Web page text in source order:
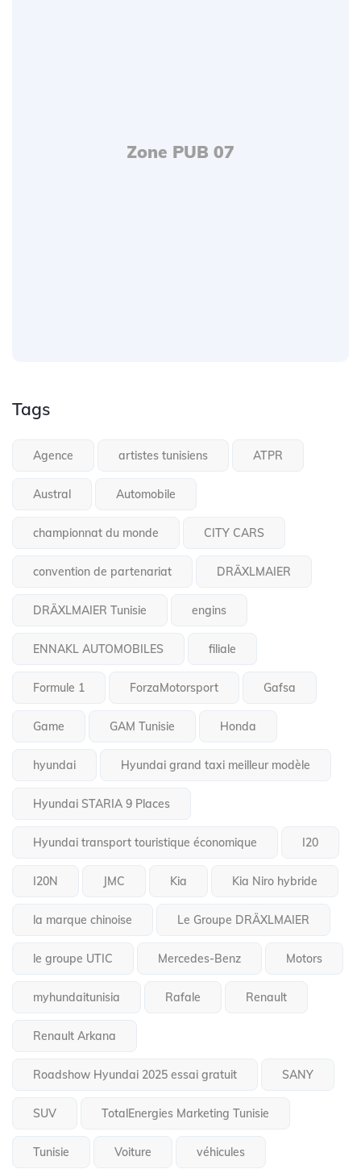
Zone PUB 07
Tags
Agence artistes tunisiens ATPR
Austral Automobile
championnat du monde CITY CARS
convention de partenariat DRÄXLMAIER
DRÄXLMAIER Tunisie engins
ENNAKL AUTOMOBILES filiale
Formule 1 ForzaMotorsport Gafsa
Game GAM Tunisie Honda
hyundai Hyundai grand taxi meilleur modèle
Hyundai STARIA 9 Places
Hyundai transport touristique économique I20
I20N JMC Kia Kia Niro hybride
la marque chinoise Le Groupe DRÄXLMAIER
le groupe UTIC Mercedes-Benz Motors
myhundaitunisia Rafale Renault
Renault Arkana
Roadshow Hyundai 2025 essai gratuit SANY
SUV TotalEnergies Marketing Tunisie
Tunisie Voiture véhicules